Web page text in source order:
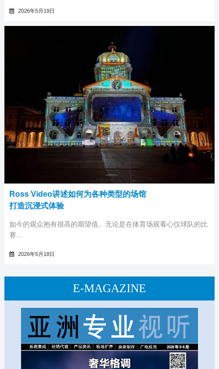
2026年5月19日
Ross Video讲述如何为各种类型的场馆
打造沉浸式体验
如今的观众抱有很高的期望值。无论是在体育场观看心仪球队的比
赛...
2026年5月18日
E-MAGAZINE